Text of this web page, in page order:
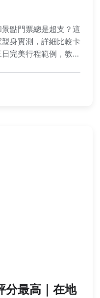
點門票總是超支？這
身實測，詳細比較卡
完美行程範例，教你
分最高｜在地